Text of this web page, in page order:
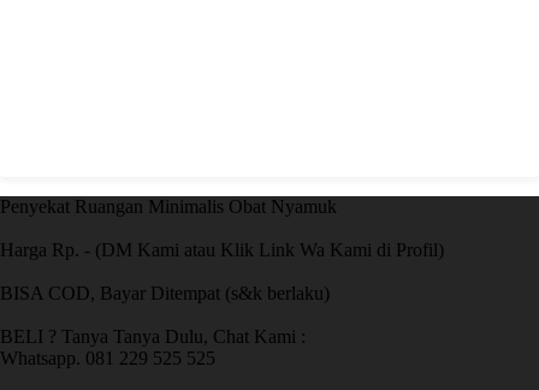
Penyekat Ruangan Minimalis Obat Nyamuk
Harga Rp. - (DM Kami atau Klik Link Wa Kami di Profil)
BISA COD, Bayar Ditempat (s&k berlaku)
BELI ? Tanya Tanya Dulu, Chat Kami :
Whatsapp. 081 229 525 525